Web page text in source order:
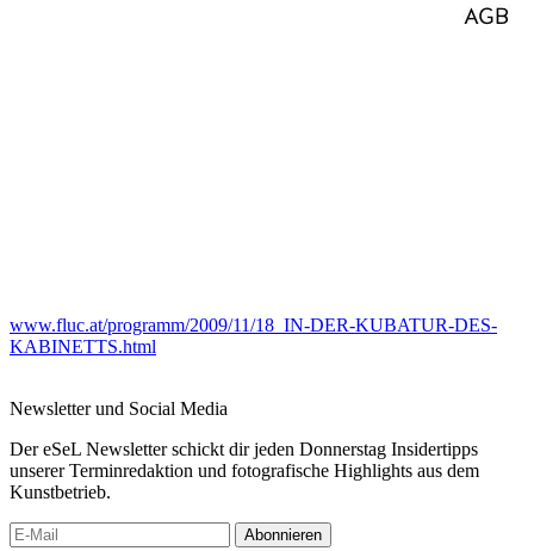
www.fluc.at/programm/2009/11/18_IN-DER-KUBATUR-DES-
KABINETTS.html
Newsletter und Social Media
Der eSeL Newsletter schickt dir jeden Donnerstag Insidertipps
unserer Terminredaktion und fotografische Highlights aus dem
Kunstbetrieb.
Abonnieren